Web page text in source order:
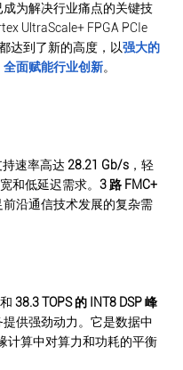
为解决行业痛点的关键技
UltraScale+ FPGA PCIe
达到了新的高度，以强大的
全面赋能行业创新。
持速率高达 28.21 Gb/s ，轻
和低延迟需求。3 路 FMC+
沿通信技术发展的复杂需
和38.3 TOPS 的 INT8 DSP 峰
供强劲动力。它是数据中
计算中对算力和功耗的平衡